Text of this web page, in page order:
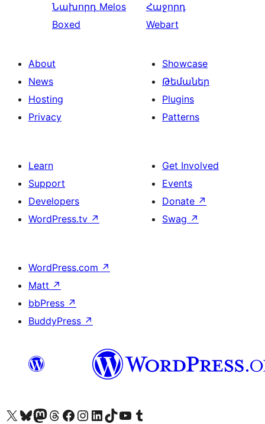
Նախորդ Melos
Boxed
Հաջորդ
Webart
About
News
Hosting
Privacy
Showcase
Թեմաներ
Plugins
Patterns
Learn
Support
Developers
WordPress.tv ↗
Get Involved
Events
Donate ↗
Swag ↗
WordPress.com ↗
Matt ↗
bbPress ↗
BuddyPress ↗
Visit our X (formerly Twitter) account
Visit our Bluesky account
Visit our Mastodon account
Visit our Threads account
Visit our Facebook page
Visit our Instagram account
Visit our LinkedIn account
Visit our TikTok account
Visit our YouTube channel
Visit our Tumblr account